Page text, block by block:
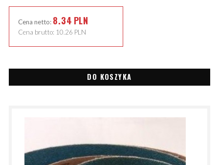
Cena netto: 8.34 PLN
Cena brutto: 10.26 PLN
DO KOSZYKA